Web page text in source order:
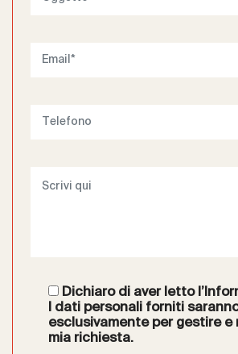
Dichiaro di aver letto l’
I dati personali forniti
esclusivamente per gestire e
mia richiesta.